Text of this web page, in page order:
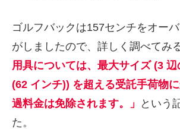
ゴルフバックは157センチをオー
がしましたので、詳しく調べてみ
用具については、最大サイズ (3
(62 インチ)) を超える受託手荷物
過料金は免除されます。」
という
た。